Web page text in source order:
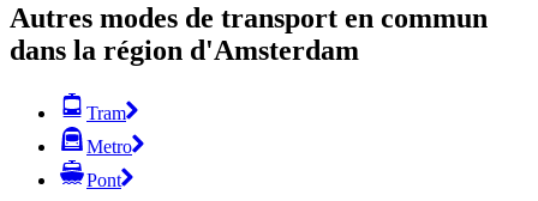
Autres modes de transport en commun
dans la région d'Amsterdam
Tram
Metro
Pont